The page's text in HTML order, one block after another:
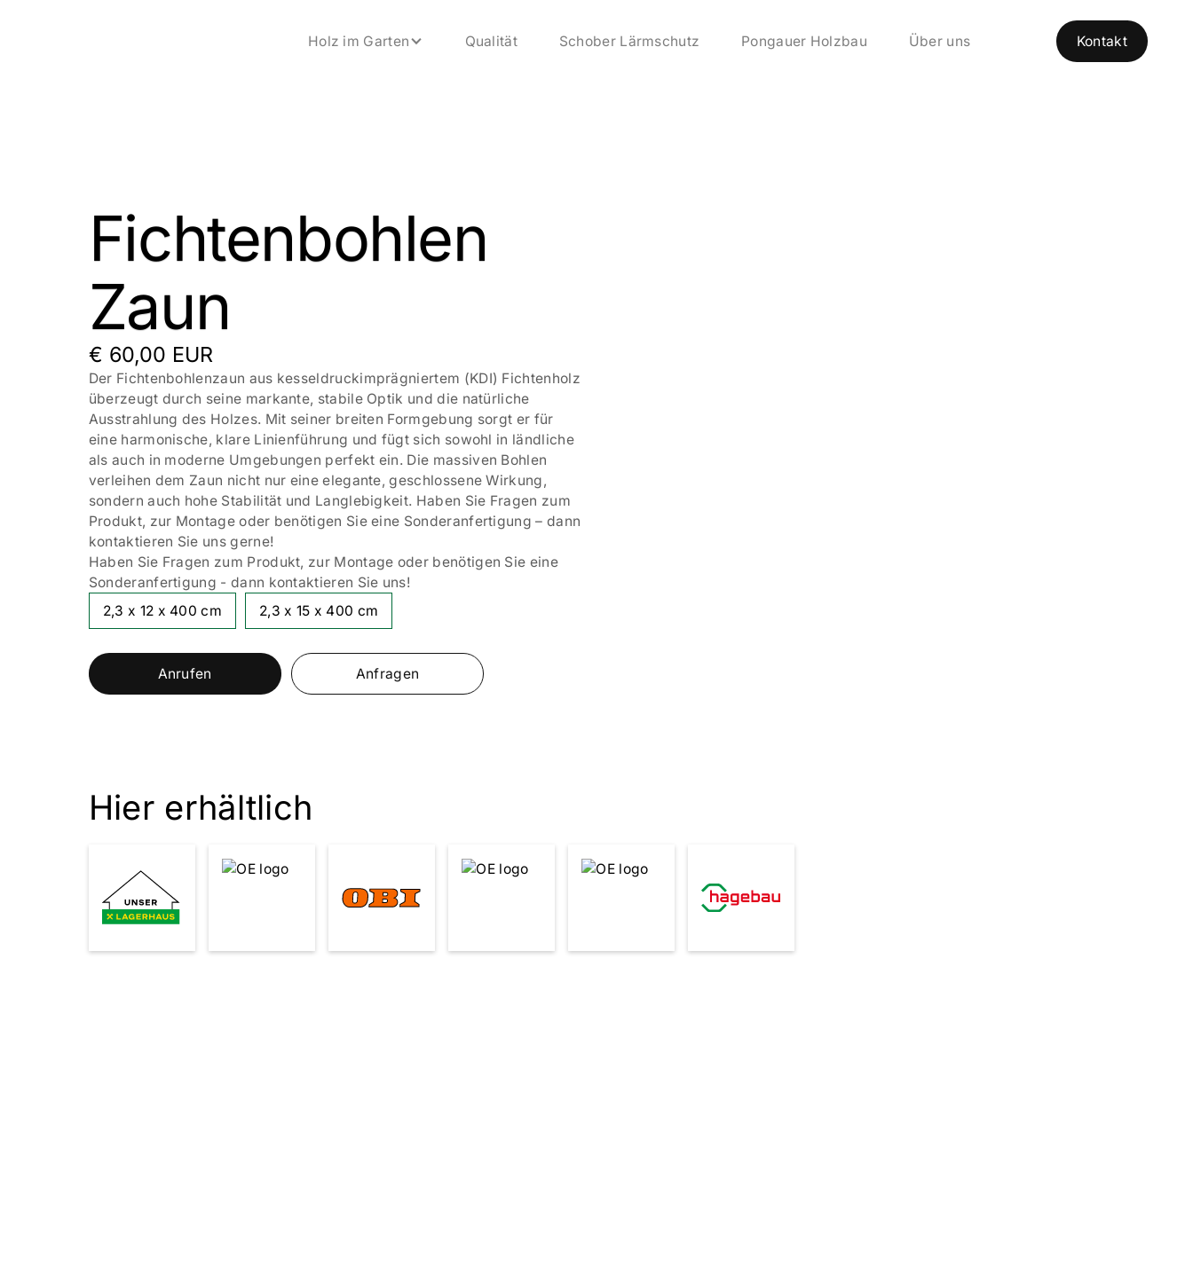
Holz im Garten Qualität Schober Lärmschutz Pongauer Holzbau Über uns Kontakt
Fichtenbohlen
Zaun
€ 60,00 EUR
Der Fichtenbohlenzaun aus kesseldruckimprägniertem (KDI) Fichtenholz
überzeugt durch seine markante, stabile Optik und die natürliche
Ausstrahlung des Holzes. Mit seiner breiten Formgebung sorgt er für
eine harmonische, klare Linienführung und fügt sich sowohl in ländliche
als auch in moderne Umgebungen perfekt ein. Die massiven Bohlen
verleihen dem Zaun nicht nur eine elegante, geschlossene Wirkung,
sondern auch hohe Stabilität und Langlebigkeit. Haben Sie Fragen zum
Produkt, zur Montage oder benötigen Sie eine Sonderanfertigung – dann
kontaktieren Sie uns gerne!
Haben Sie Fragen zum Produkt, zur Montage oder benötigen Sie eine
Sonderanfertigung - dann kontaktieren Sie uns!
2,3 x 12 x 400 cm
2,3 x 15 x 400 cm
Anrufen Anfragen
Hier erhältlich